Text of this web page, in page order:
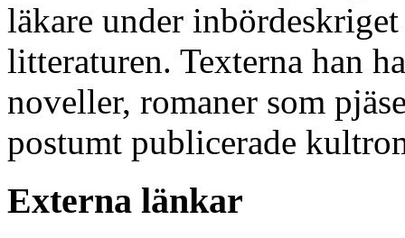
läkare under
litteraturen. Texterna han
noveller, romaner som
postumt publicerade
Externa länkar